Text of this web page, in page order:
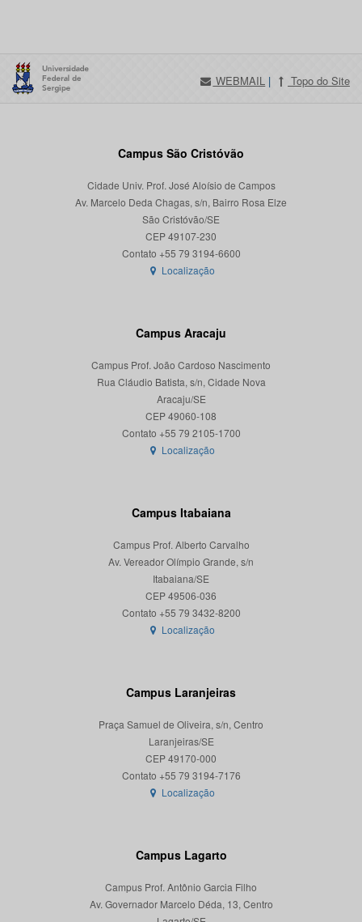
WEBMAIL | Topo do Site
Campus São Cristóvão
Cidade Univ. Prof. José Aloísio de Campos
Av. Marcelo Deda Chagas, s/n, Bairro Rosa Elze
São Cristóvão/SE
CEP 49107-230
Localização
Campus Aracaju
Campus Prof. João Cardoso Nascimento
Rua Cláudio Batista, s/n, Cidade Nova
Aracaju/SE
CEP 49060-108
Localização
Campus Itabaiana
Campus Prof. Alberto Carvalho
Av. Vereador Olímpio Grande, s/n
Itabaiana/SE
CEP 49506-036
Localização
Campus Laranjeiras
Praça Samuel de Oliveira, s/n, Centro
Laranjeiras/SE
CEP 49170-000
Localização
Campus Lagarto
Campus Prof. Antônio Garcia Filho
Av. Governador Marcelo Déda, 13, Centro